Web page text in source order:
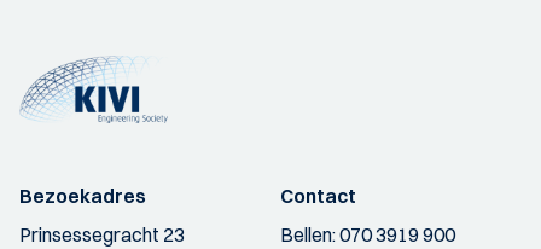
Bezoekadres
Prinsessegracht 23
Contact
Bellen:070 3919 900